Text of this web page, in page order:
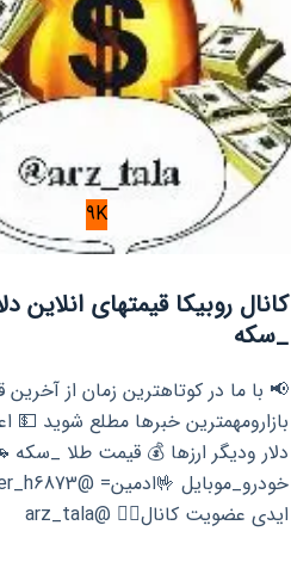
9K
کانال روبیکا قیمتهای انلاین
_سکه
📢 با ما در کوتاهترین زمان از
بازارومهمترین خبرها مطلع شوید 💵
دلار ودیگر ارزها 💰 قیمت طلا
ایدی عضویت کانال👈🏻 @arz_tala